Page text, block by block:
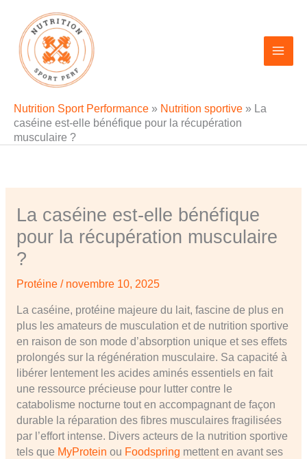
contenu
Nutrition Sport Performance » Nutrition sportive » La
caséine est-elle bénéfique pour la récupération
musculaire ?
La caséine est-elle bénéfique
pour la récupération musculaire
?
Protéine/ novembre 10, 2025
La caséine, protéine majeure du lait, fascine de plus en
plus les amateurs de musculation et de nutrition sportive
en raison de son mode d’absorption unique et ses effets
prolongés sur la régénération musculaire. Sa capacité à
libérer lentement les acides aminés essentiels en fait
une ressource précieuse pour lutter contre le
catabolisme nocturne tout en accompagnant de façon
durable la réparation des fibres musculaires fragilisées
par l’effort intense. Divers acteurs de la nutrition sportive
tels que MyProtein ou Foodspring mettent en avant ses